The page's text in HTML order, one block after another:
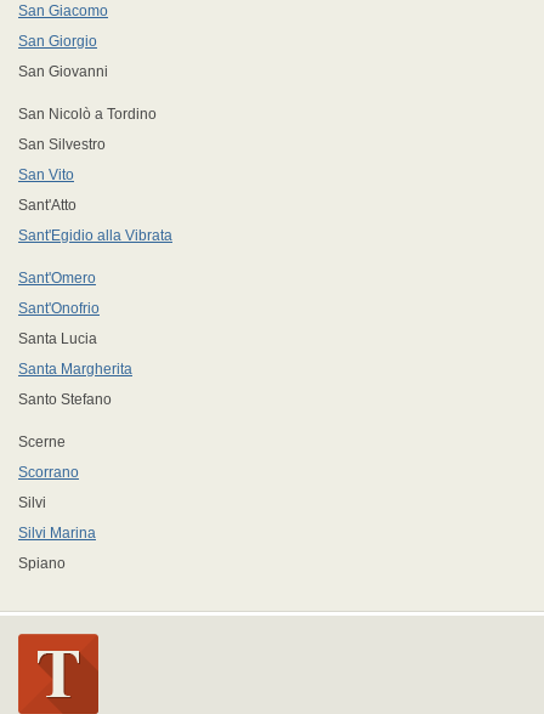
San Giacomo
San Giorgio
San Giovanni
San Nicolò a Tordino
San Silvestro
San Vito
Sant'Atto
Sant'Egidio alla Vibrata
Sant'Omero
Sant'Onofrio
Santa Lucia
Santa Margherita
Santo Stefano
Scerne
Scorrano
Silvi
Silvi Marina
Spiano